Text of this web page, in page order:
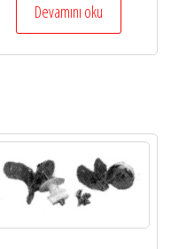
Devamını oku